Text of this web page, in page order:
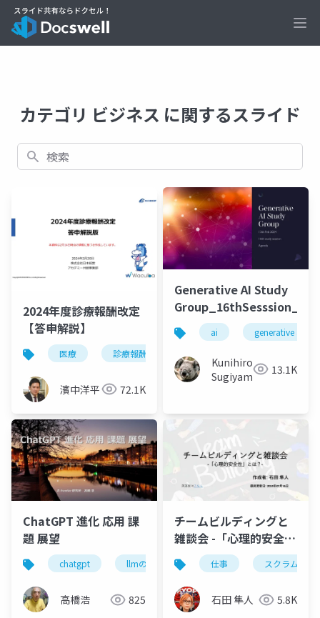
カテゴリ ビジネス に関するスライド
検索
2024年度診療報酬改定
【答申解説】
医療 診療報酬
濱中洋平 72.1K
Generative AI Study
ai generative ai
Kunihiro
Sugiyama
13.1K
ChatGPT 進化 応用 課
題 展望
chatgpt llmの進化 chatgptとiot 今後の
高橋浩 825
チームビルディングと
雑談会 -「心理的安全
性」とは？-
仕事 スクラム開発
石田 隼人 5.8K